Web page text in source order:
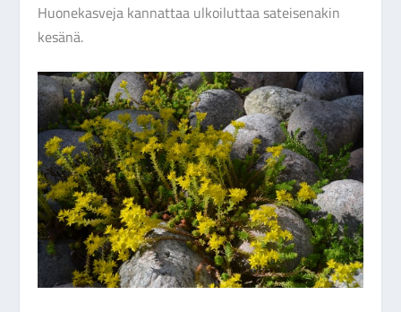
Huonekasveja kannattaa ulkoiluttaa sateisenakin
kesänä.